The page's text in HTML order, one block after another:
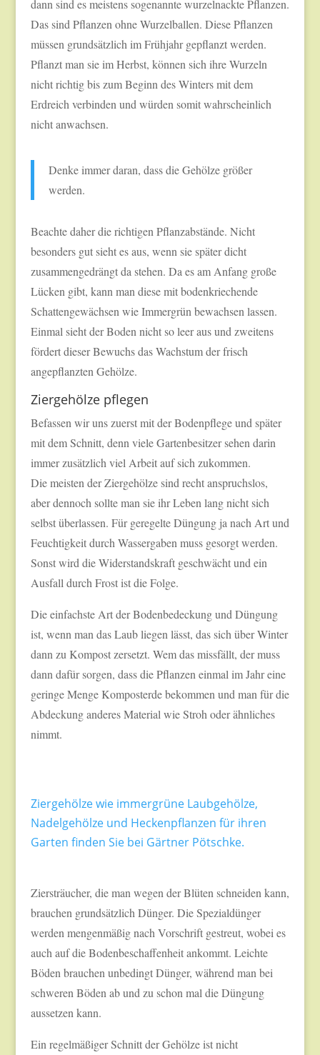
dann sind es meistens sogenannte wurzelnackte Pflanzen.
Das sind Pflanzen ohne Wurzelballen. Diese Pflanzen
müssen grundsätzlich im Frühjahr gepflanzt werden.
Pflanzt man sie im Herbst, können sich ihre Wurzeln
nicht richtig bis zum Beginn des Winters mit dem
Erdreich verbinden und würden somit wahrscheinlich
nicht anwachsen.
Denke immer daran, dass die Gehölze größer
werden.
Beachte daher die richtigen Pflanzabstände. Nicht
besonders gut sieht es aus, wenn sie später dicht
zusammengedrängt da stehen. Da es am Anfang große
Lücken gibt, kann man diese mit bodenkriechende
Schattengewächsen wie Immergrün bewachsen lassen.
Einmal sieht der Boden nicht so leer aus und zweitens
fördert dieser Bewuchs das Wachstum der frisch
angepflanzten Gehölze.
Ziergehölze pflegen
Befassen wir uns zuerst mit der Bodenpflege und später
mit dem Schnitt, denn viele Gartenbesitzer sehen darin
immer zusätzlich viel Arbeit auf sich zukommen.
Die meisten der Ziergehölze sind recht anspruchslos,
aber dennoch sollte man sie ihr Leben lang nicht sich
selbst überlassen. Für geregelte Düngung ja nach Art und
Feuchtigkeit durch Wassergaben muss gesorgt werden.
Sonst wird die Widerstandskraft geschwächt und ein
Ausfall durch Frost ist die Folge.
Die einfachste Art der Bodenbedeckung und Düngung
ist, wenn man das Laub liegen lässt, das sich über Winter
dann zu Kompost zersetzt. Wem das missfällt, der muss
dann dafür sorgen, dass die Pflanzen einmal im Jahr eine
geringe Menge Komposterde bekommen und man für die
Abdeckung anderes Material wie Stroh oder ähnliches
nimmt.
Ziergehölze wie immergrüne Laubgehölze,
Nadelgehölze und Heckenpflanzen für ihren
Garten finden Sie bei Gärtner Pötschke.
Ziersträucher, die man wegen der Blüten schneiden kann,
brauchen grundsätzlich Dünger. Die Spezialdünger
werden mengenmäßig nach Vorschrift gestreut, wobei es
auch auf die Bodenbeschaffenheit ankommt. Leichte
Böden brauchen unbedingt Dünger, während man bei
schweren Böden ab und zu schon mal die Düngung
aussetzen kann.
Ein regelmäßiger Schnitt der Gehölze ist nicht